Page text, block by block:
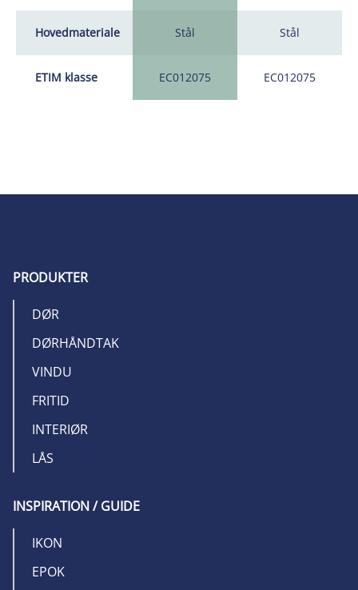
Hovedmateriale
ETIM klasse
Stål
EC012075
Stål
EC012075
PRODUKTER
DØR
DØRHÅNDTAK
VINDU
FRITID
INTERIØR
LÅS
INSPIRATION / GUIDE
IKON
EPOK